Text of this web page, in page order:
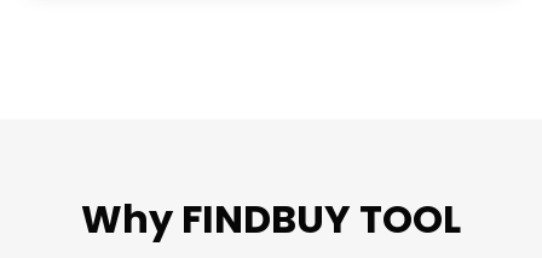
Why FINDBUY TOOL